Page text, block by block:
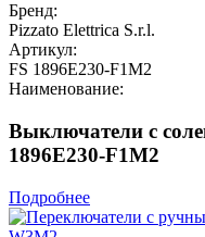
Бренд:
Pizzato Elettrica S.r.l.
Артикул:
FS 1896E230-F1M2
Наименование:
Выключатели с
1896E230-F1M2
Подробнее